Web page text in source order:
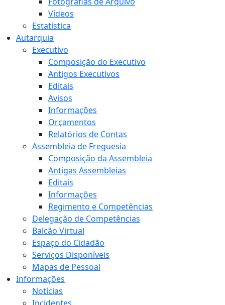
Vídeos
Estatística
Autarquia
Executivo
Composição do Executivo
Antigos Executivos
Editais
Avisos
Informações
Orçamentos
Relatórios de Contas
Assembleia de Freguesia
Composição da Assembleia
Antigas Assembleias
Editais
Informações
Regimento e Competências
Delegação de Competências
Balcão Virtual
Espaço do Cidadão
Serviços Disponíveis
Mapas de Pessoal
Informações
Notícias